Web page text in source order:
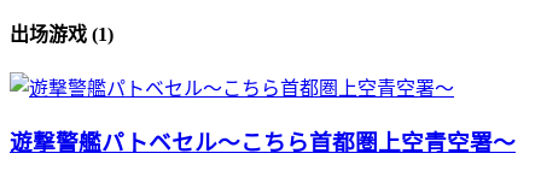
出场游戏 (1)
遊撃警艦パトベセル～こちら首都圏上空青空署～